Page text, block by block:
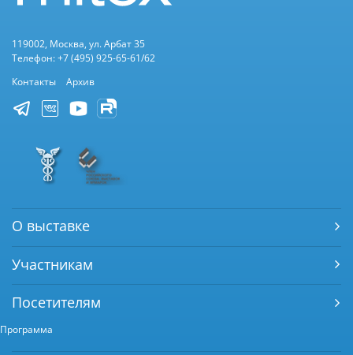
119002, Москва, ул. Арбат 35
Телефон: +7 (495) 925-65-61/62
Контакты
Архив
О выставке
Участникам
Посетителям
Программа